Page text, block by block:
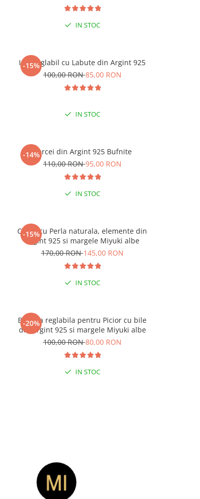
IN STOC
-15%
Inel reglabil cu Labute din Argint 925
100,00 RON85,00 RON
IN STOC
-14%Cercei din Argint 925 Bufnite
110,00 RON95,00 RON
IN STOC
-15%
Colier cu Perla naturala, elemente din
Argint 925 si margele Miyuki albe
170,00 RON145,00 RON
IN STOC
-20%
Bratara reglabila pentru Picior cu bile
din Argint 925 si margele Miyuki albe
100,00 RON80,00 RON
IN STOC